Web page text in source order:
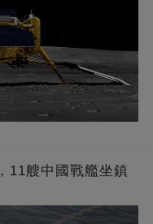
11艘中國戰艦坐鎮